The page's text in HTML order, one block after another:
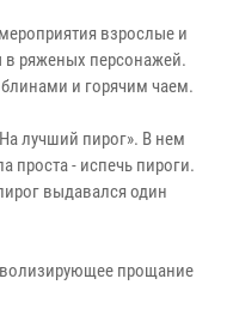
взрослые и
в ряженых персонажей.
и горячим чаем.
лучший пирог». В нем
проста - испечь пироги.
выдавался один
прощание